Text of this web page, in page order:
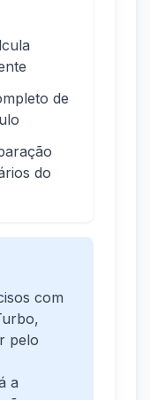
de
do
com
pelo
a